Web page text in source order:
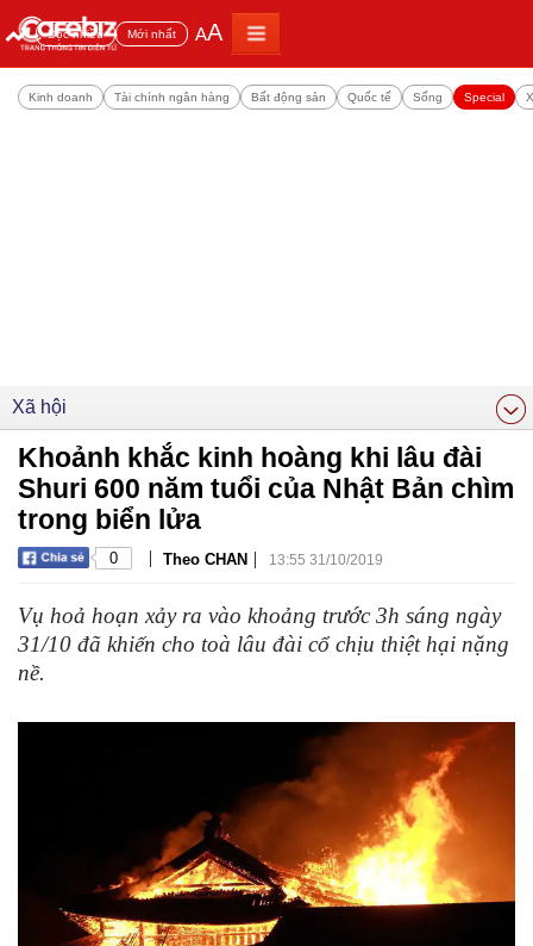
Đọc nhiều Mới nhất AA
Kinh doanh Tài chính ngân hàng Bất động sản Quốc tế Sống Special
Xã hội
Khoảnh khắc kinh hoàng khi lâu đài
Shuri 600 năm tuổi của Nhật Bản chìm
trong biển lửa
0 | Theo CHAN | 13:55 31/10/2019
Vụ hoả hoạn xảy ra vào khoảng trước 3h sáng ngày
31/10 đã khiến cho toà lâu đài cổ chịu thiệt hại nặng
nề.